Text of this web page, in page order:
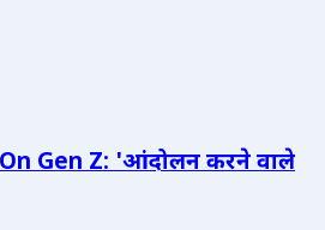
Gen Z: 'आंदोलन करने वाले